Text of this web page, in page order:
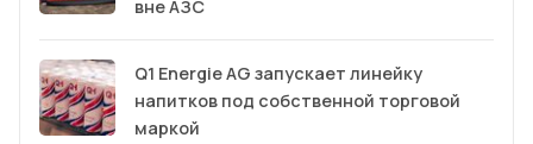
вне АЗС
Q1 Energie AG запускает линейку
напитков под собственной торговой
маркой